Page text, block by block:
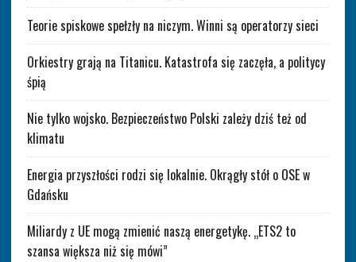
Teorie spiskowe spełzły na niczym. Winni są operatorzy sieci
Orkiestry grają na Titanicu. Katastrofa się zaczęła, a politycy
śpią
Nie tylko wojsko. Bezpieczeństwo Polski zależy dziś też od
klimatu
Energia przyszłości rodzi się lokalnie. Okrągły stół o OSE w
Gdańsku
Miliardy z UE mogą zmienić naszą energetykę. „ETS2 to
szansa większa niż się mówi”